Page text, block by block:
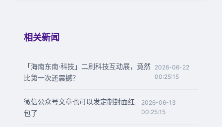
相关新闻
「海南东南·科技」二刷科技互动展，竟然
比第一次还震撼？
2026-06-22
00:25:15
微信公众号文章也可以发定制封面红
包了
2026-06-13
00:25:15